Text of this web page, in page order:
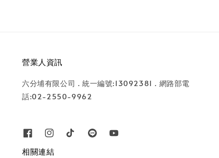
營業人資訊
六分埔有限公司 . 統一編號:13092381 . 網路部電
話:02-2550-9962
相關連結